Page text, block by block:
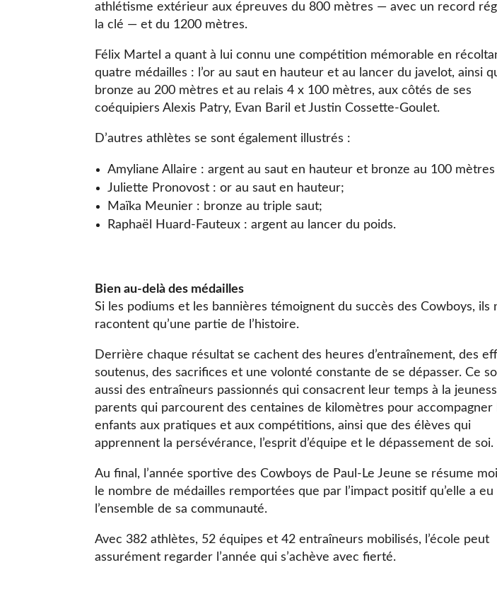
athlétisme extérieur aux épreuves du 800 mètres — avec un record
la clé — et du 1200 mètres.
Félix Martel a quant à lui connu une compétition mémorable en
quatre médailles : l’or au saut en hauteur et au lancer du javelot, ainsi
bronze au 200 mètres et au relais 4 x 100 mètres, aux côtés de ses
coéquipiers Alexis Patry, Evan Baril et Justin Cossette-Goulet.
D’autres athlètes se sont également illustrés :
Amyliane Allaire : argent au saut en hauteur et bronze au 100 mètres
Juliette Pronovost : or au saut en hauteur;
Maïka Meunier : bronze au triple saut;
Raphaël Huard-Fauteux : argent au lancer du poids.
Bien au-delà des médailles
Si les podiums et les bannières témoignent du succès des Cowboys, ils
racontent qu’une partie de l’histoire.
Derrière chaque résultat se cachent des heures d’entraînement, des
soutenus, des sacrifices et une volonté constante de se dépasser. Ce
aussi des entraîneurs passionnés qui consacrent leur temps à la
parents qui parcourent des centaines de kilomètres pour accompagner
enfants aux pratiques et aux compétitions, ainsi que des élèves qui
apprennent la persévérance, l’esprit d’équipe et le dépassement de soi.
Au final, l’année sportive des Cowboys de Paul-Le Jeune se résume
le nombre de médailles remportées que par l’impact positif qu’elle a eu
l’ensemble de sa communauté.
Avec 382 athlètes, 52 équipes et 42 entraîneurs mobilisés, l’école peut
assurément regarder l’année qui s’achève avec fierté.